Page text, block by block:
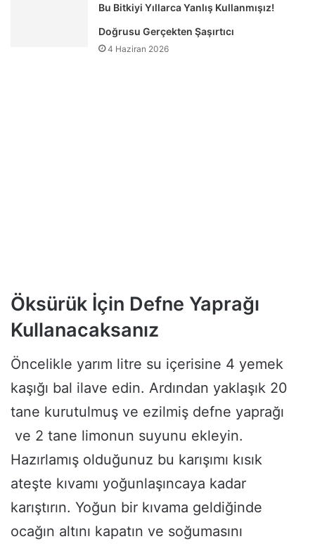
Bu Bitkiyi Yıllarca Yanlış Kullanmışız!
Doğrusu Gerçekten Şaşırtıcı
4 Haziran 2026
Öksürük İçin Defne Yaprağı
Kullanacaksanız
Öncelikle yarım litre su içerisine 4 yemek
kaşığı bal ilave edin. Ardından yaklaşık 20
tane kurutulmuş ve ezilmiş defne yaprağı
ve 2 tane limonun suyunu ekleyin.
Hazırlamış olduğunuz bu karışımı kısık
ateşte kıvamı yoğunlaşıncaya kadar
karıştırın. Yoğun bir kıvama geldiğinde
ocağın altını kapatın ve soğumasını